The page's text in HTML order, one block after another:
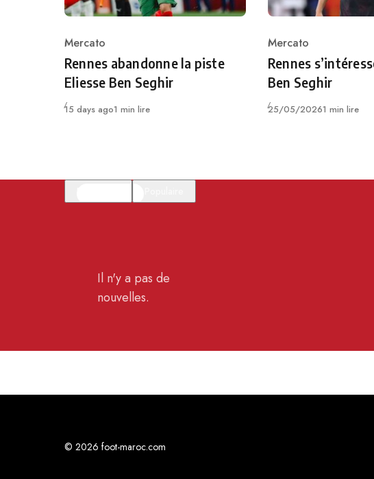
Category
Mercato
Rennes abandonne la piste
Eliesse Ben Seghir
Publié
15 days ago1 min lire
Category
Mercato
Rennes
Ben Seghir
Publié
25/05/20261 min lire
Il n'y a pas de
nouvelles.
© 2026 foot-maroc.com